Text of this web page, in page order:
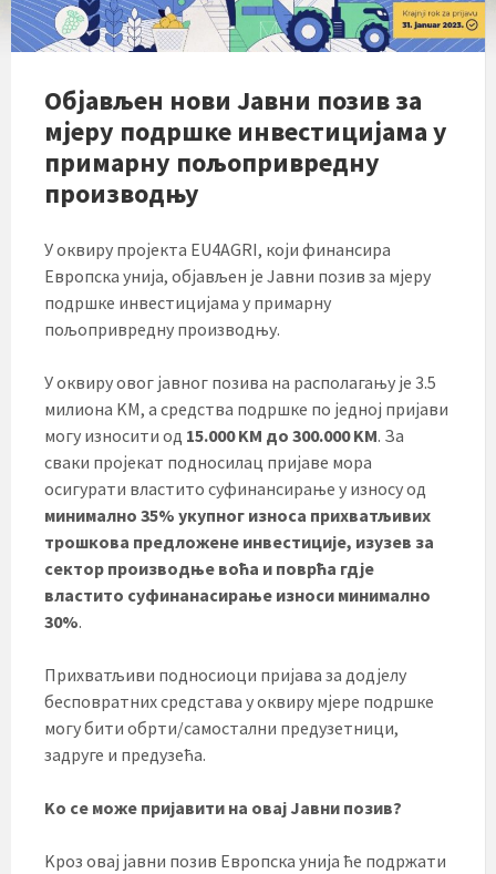
Објављен нови Јавни позив за
мјеру подршке инвестицијама у
примарну пољопривредну
производњу
У оквиру пројекта EU4AGRI, који финансира
Европска унија, објављен је Јавни позив за мјеру
подршке инвестицијама у примарну
пољопривредну производњу.
У оквиру овог јавног позива на располагању је 3.5
милиона KМ, а средства подршке по једној пријави
могу износити од 15.000 KМ до 300.000 KМ. За
сваки пројекат подносилац пријаве мора
осигурати властито суфинансирање у износу од
минимално 35% укупног износа прихватљивих
трошкова предложене инвестиције, изузев за
сектор производње воћа и поврћа гдје
властито суфинанасирање износи минимално
30%.
Прихватљиви подносиоци пријава за додјелу
бесповратних средстава у оквиру мјере подршке
могу бити обрти/самостални предузетници,
задруге и предузећа.
Kо се може пријавити на овај Јавни позив?
Kроз овај јавни позив Европска унија ће подржати